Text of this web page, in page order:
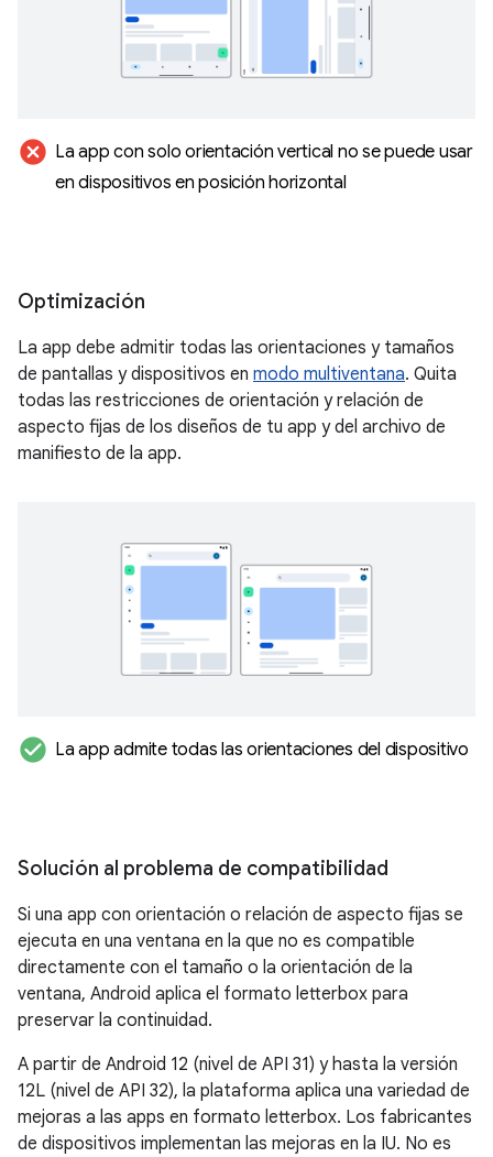
cancel La app con solo orientación vertical no se puede usar
en dispositivos en posición horizontal
Optimización
La app debe admitir todas las orientaciones y tamaños
de pantallas y dispositivos en modo multiventana. Quita
todas las restricciones de orientación y relación de
aspecto fijas de los diseños de tu app y del archivo de
manifiesto de la app.
check_circle La app admite todas las orientaciones del dispositivo
Solución al problema de compatibilidad
Si una app con orientación o relación de aspecto fijas se
ejecuta en una ventana en la que no es compatible
directamente con el tamaño o la orientación de la
ventana, Android aplica el formato letterbox para
preservar la continuidad.
A partir de Android 12 (nivel de API 31) y hasta la versión
12L (nivel de API 32), la plataforma aplica una variedad de
mejoras a las apps en formato letterbox. Los fabricantes
de dispositivos implementan las mejoras en la IU. No es